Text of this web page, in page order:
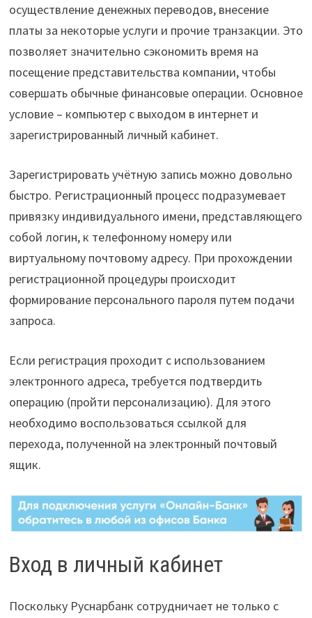
осуществление денежных переводов, внесение
платы за некоторые услуги и прочие транзакции. Это
позволяет значительно сэкономить время на
посещение представительства компании, чтобы
совершать обычные финансовые операции. Основное
условие – компьютер с выходом в интернет и
зарегистрированный личный кабинет.
Зарегистрировать учётную запись можно довольно
быстро. Регистрационный процесс подразумевает
привязку индивидуального имени, представляющего
собой логин, к телефонному номеру или
виртуальному почтовому адресу. При прохождении
регистрационной процедуры происходит
формирование персонального пароля путем подачи
запроса.
Если регистрация проходит с использованием
электронного адреса, требуется подтвердить
операцию (пройти персонализацию). Для этого
необходимо воспользоваться ссылкой для
перехода, полученной на электронный почтовый
ящик.
Вход в личный кабинет
Поскольку Руснарбанк сотрудничает не только с